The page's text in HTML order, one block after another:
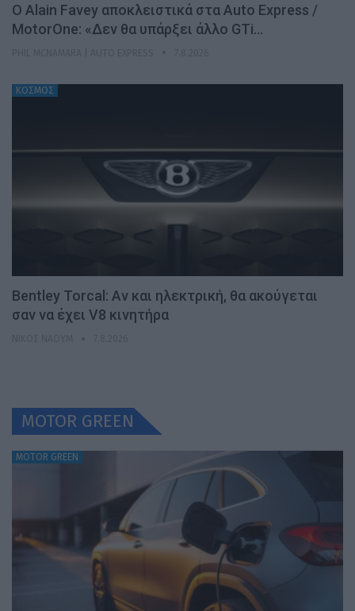
Ο Alain Favey αποκλειστικά στα Auto Express /
MotorOne: «Δεν θα υπάρξει άλλο GTi…
ΚΟΣΜΟΣ
Bentley Torcal: Αν και ηλεκτρική, θα ακούγεται
σαν να έχει V8 κινητήρα
MOTOR GREEN
MOTOR GREEN